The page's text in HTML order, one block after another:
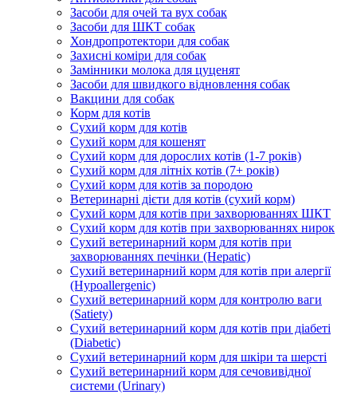
Засоби для очей та вух собак
Засоби для ШКТ собак
Хондропротектори для собак
Захисні коміри для собак
Замінники молока для цуценят
Засоби для швидкого відновлення собак
Вакцини для собак
Корм для котів
Сухий корм для котів
Сухий корм для кошенят
Сухий корм для дорослих котів (1-7 років)
Сухий корм для літніх котів (7+ років)
Сухий корм для котів за породою
Ветеринарні дієти для котів (сухий корм)
Сухий корм для котів при захворюваннях ШКТ
Сухий корм для котів при захворюваннях нирок
Сухий ветеринарний корм для котів при
захворюваннях печінки (Hepatic)
Сухий ветеринарний корм для котів при алергії
(Hypoallergenic)
Сухий ветеринарний корм для контролю ваги
(Satiety)
Сухий ветеринарний корм для котів при діабеті
(Diabetic)
Сухий ветеринарний корм для шкіри та шерсті
Сухий ветеринарний корм для сечовивідної
системи (Urinary)